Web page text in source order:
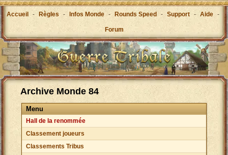
Accueil - Règles - Infos Monde - Rounds Speed - Support - Aide -
Forum
Archive Monde 84
Menu
Hall de la renommée
Classement joueurs
Classements Tribus